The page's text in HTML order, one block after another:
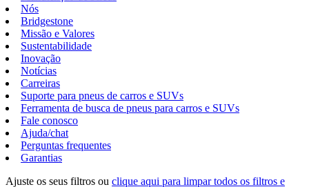
Nós
Bridgestone
Missão e Valores
Sustentabilidade
Inovação
Notícias
Carreiras
Suporte para pneus de carros e SUVs
Ferramenta de busca de pneus para carros e SUVs
Fale conosco
Ajuda/chat
Perguntas frequentes
Garantias
Ajuste os seus filtros ou clique aqui para limpar todos os filtros e